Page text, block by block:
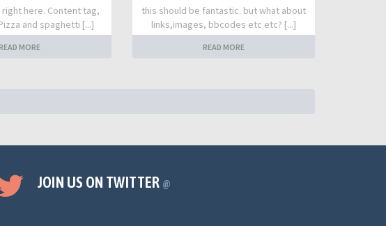
right here. Content tag,
and spaghetti [...]
MORE
this should be fantastic. but what about
links,images, bbcodes etc etc? [...]
READ MORE
JOIN US ON TWITTER @